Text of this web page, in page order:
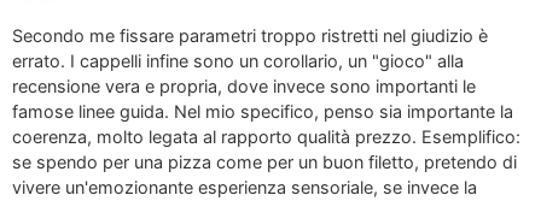
Secondo me fissare parametri troppo ristretti nel giudizio è
errato. I cappelli infine sono un corollario, un "gioco" alla
recensione vera e propria, dove invece sono importanti le
famose linee guida. Nel mio specifico, penso sia importante la
coerenza, molto legata al rapporto qualità prezzo. Esemplifico:
se spendo per una pizza come per un buon filetto, pretendo di
vivere un'emozionante esperienza sensoriale, se invece la